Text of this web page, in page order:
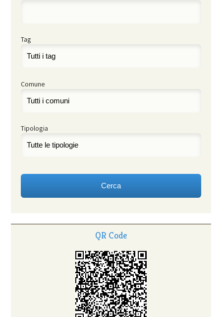
Tag
Comune
Tipologia
QR Code